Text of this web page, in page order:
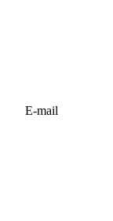
E-mail